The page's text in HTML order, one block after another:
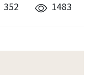
352 1483